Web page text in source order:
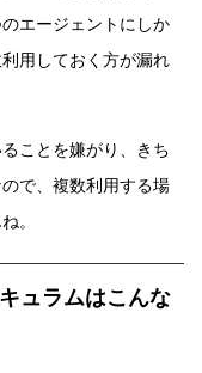
エージェントにしか
用しておく方が漏れ
ことを嫌がり、きち
で、複数利用する場
。
ュラムはこんな